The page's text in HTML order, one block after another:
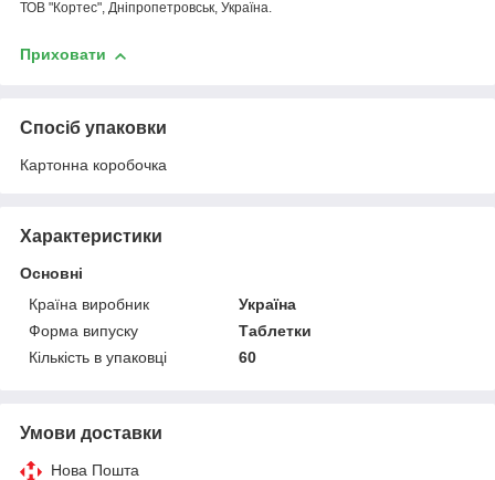
ТОВ "Кортес", Дніпропетровськ, Україна.
Приховати
Спосіб упаковки
Картонна коробочка
Характеристики
Основні
Країна виробник
Україна
Форма випуску
Таблетки
Кількість в упаковці
60
Умови доставки
Нова Пошта